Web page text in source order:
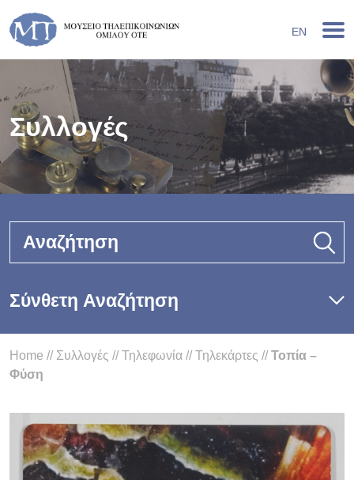
EN
Συλλογές
Αναζήτηση
Σύνθετη Αναζήτηση
Home // Συλλογές //Τηλεφωνία //Τηλεκάρτες //Τοπία –
Φύση